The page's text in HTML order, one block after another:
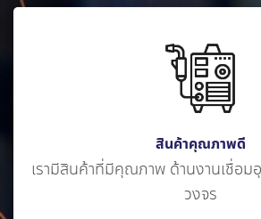
สินค้าคุณภาพดี
เรามีสินค้าที่มีคุณภาพ ด้านงานเชื่อ
วงจร